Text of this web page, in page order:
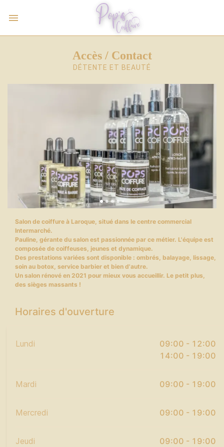
Accès / Contact
DÉTENTE ET BEAUTÉ
Salon de coiffure à Laroque, situé dans le centre commercial
Intermarché.
Pauline, gérante du salon est passionnée par ce métier. L'équipe est
composée de coiffeuses, jeunes et dynamique.
Des prestations variées sont disponible : ombrés, balayage, lissage,
soin au botox, service barbier et bien d'autre.
Un salon rénové en 2021 pour mieux vous accueillir. Le petit plus,
des sièges massants !
Horaires d'ouverture
Lundi
09:00 - 12:00
14:00 - 19:00
Mardi 09:00 - 19:00
Mercredi 09:00 - 19:00
Jeudi 09:00 - 19:00